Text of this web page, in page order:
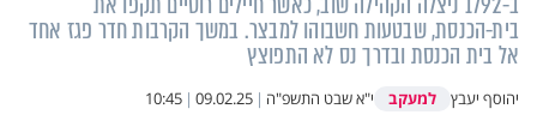
בית-הכנסת, שבטעות חשבוהו למבצר. במשך הקרבות חדר פגז אחד
אל בית הכנסת ובדרך נס לא התפוצץ
יהוסף יעבץ למעקב י"א שבט התשפ"ה |
09.02.25
|
10:45